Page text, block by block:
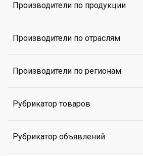
Производители по продукции
Производители по отраслям
Производители по регионам
Рубрикатор товаров
Рубрикатор объявлений